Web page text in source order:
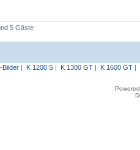
5 Gäste
Bilder| K 1200 S| K 1300 GT| K 1600 GT|